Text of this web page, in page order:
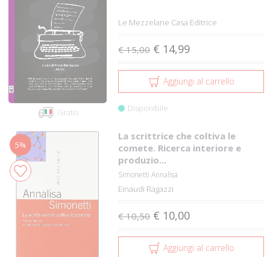
Gratis
Le Mezzelane Casa Editrice
€ 15,00 € 14,99
Aggiungi al carrello
Disponibile
5%
La scrittrice che coltiva le
comete. Ricerca interiore e
produzio...
Simonetti Annalisa
Einaudi Ragazzi
€ 10,50 € 10,00
Aggiungi al carrello